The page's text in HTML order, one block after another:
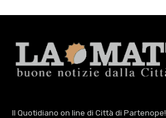
Il Quotidiano on line di Città di Partenope!